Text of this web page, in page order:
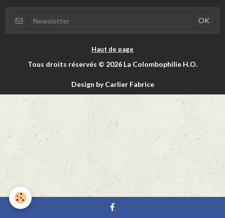
Haut de page
Tous droits réservés © 2026 La Colombophilie H.O.
Design by Carlier Fabrice